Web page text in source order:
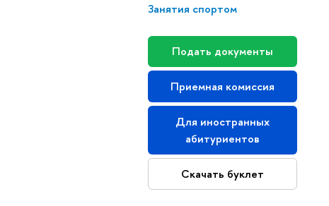
Занятия спортом
Подать документы
Приемная комиссия
Для иностранных
абитуриентов
Скачать буклет
(НИУ ВШЭ,
в